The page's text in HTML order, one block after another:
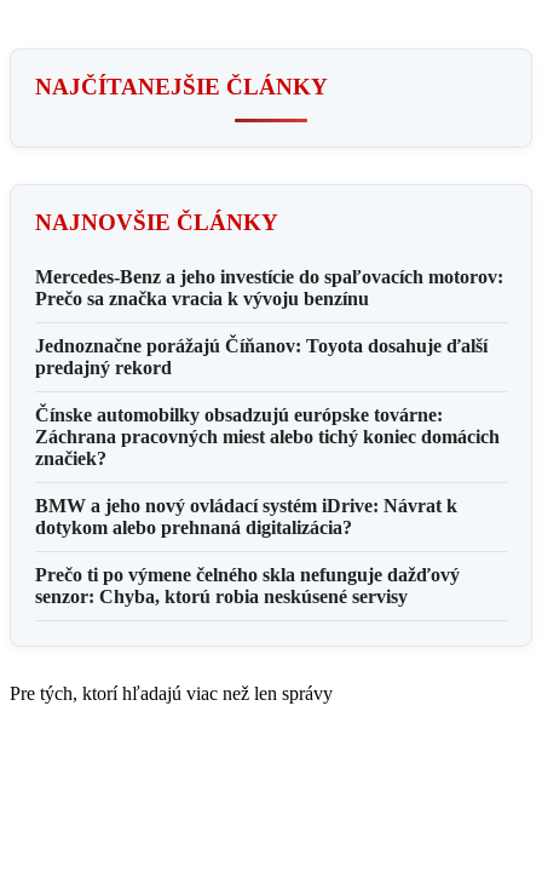
NAJČÍTANEJŠIE ČLÁNKY
NAJNOVŠIE ČLÁNKY
Mercedes-Benz a jeho investície do spaľovacích motorov:
Prečo sa značka vracia k vývoju benzínu
Jednoznačne porážajú Číňanov: Toyota dosahuje ďalší
predajný rekord
Čínske automobilky obsadzujú európske továrne:
Záchrana pracovných miest alebo tichý koniec domácich
značiek?
BMW a jeho nový ovládací systém iDrive: Návrat k
dotykom alebo prehnaná digitalizácia?
Prečo ti po výmene čelného skla nefunguje dažďový
senzor: Chyba, ktorú robia neskúsené servisy
Pre tých, ktorí hľadajú viac než len správy